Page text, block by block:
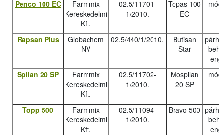
Penco 100 EC
Farmmix
Kereskedelmi
Kft.
02.5/11701-
1/2010.
Topas 100
EC
Rapsan Plus
Globachem
NV
02.5/440/1/2010.
Butisan
Star
Spilan 20 SP
Farmmix
Kereskedelmi
Kft.
02.5/11702-
1/2010.
Mospilan
20 SP
Topp 500
Farmmix
Kereskedelmi
Kft.
02.5/11094-
1/2010.
Bravo 500